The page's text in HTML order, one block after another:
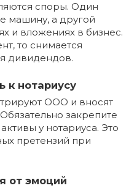
споры. Один
машину, а другой
и вложениях в бизнес.
то снимается
дивидендов.
к нотариусу
ООО и вносят
закрепите
у нотариуса. Это
претензий при
от эмоций